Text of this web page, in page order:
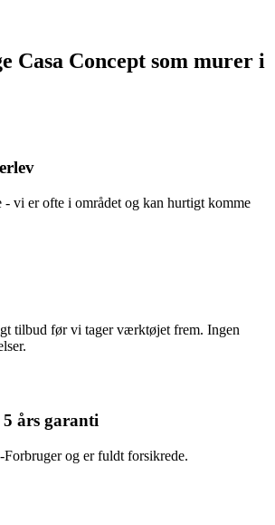
Casa Concept som murer i
vi er ofte i området og kan hurtigt komme
tilbud før vi tager værktøjet frem. Ingen
års garanti
og er fuldt forsikrede.